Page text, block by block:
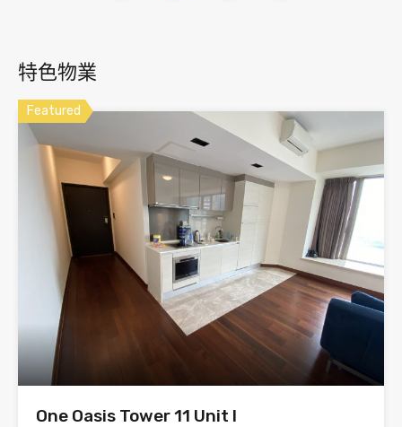
特色物業
Featured
One Oasis Tower 11 Unit I